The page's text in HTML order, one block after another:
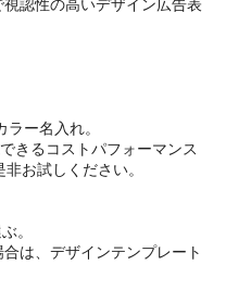
認性の高いデザイン広告表
ー名入れ。
きるコストパフォーマンス
お試しください。
。
は、デザインテンプレート